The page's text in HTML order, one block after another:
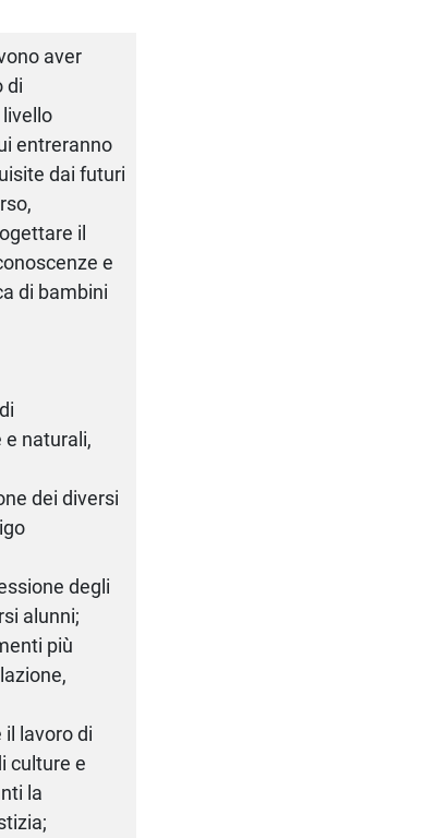
aver
di
entreranno
dai futuri
il
e
di bambini
naturali,
dei diversi
degli
alunni;
più
lavoro di
culture e
la